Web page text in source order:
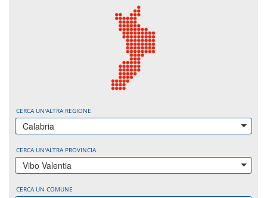
CERCA UN'ALTRA REGIONE
Calabria
CERCA UN'ALTRA PROVINCIA
Vibo Valentia
CERCA UN COMUNE